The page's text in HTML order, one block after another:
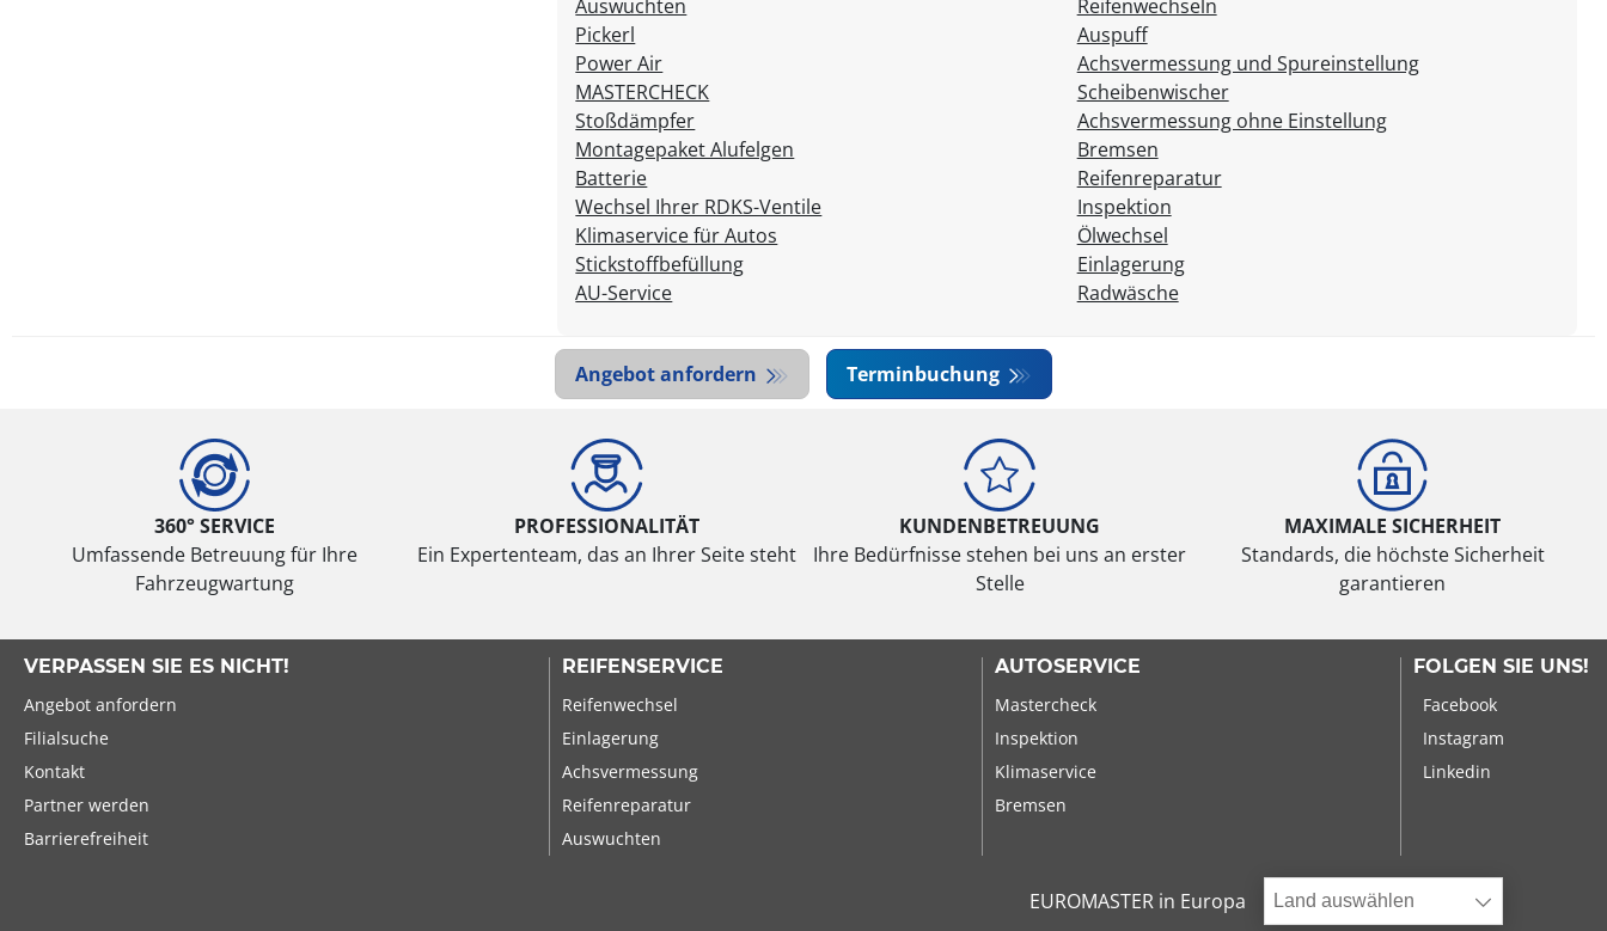
Auswuchten
Pickerl
Power Air
MASTERCHECK
Stoßdämpfer
Montagepaket Alufelgen
Batterie
Wechsel Ihrer RDKS-Ventile
Klimaservice für Autos
Stickstoffbefüllung
AU-Service
Reifenwechseln
Auspuff
Achsvermessung und Spureinstellung
Scheibenwischer
Achsvermessung ohne Einstellung
Bremsen
Reifenreparatur
Inspektion
Ölwechsel
Einlagerung
Radwäsche
Angebot anfordern Terminbuchung
360° SERVICE
Umfassende Betreuung für Ihre
Fahrzeugwartung
PROFESSIONALITÄT
Ein Expertenteam, das an Ihrer Seite steht
KUNDENBETREUUNG
Ihre Bedürfnisse stehen bei uns an erster
Stelle
MAXIMALE SICHERHEIT
Standards, die höchste Sicherheit
garantieren
VERPASSEN SIE ES NICHT!
Angebot anfordern
Filialsuche
Kontakt
Partner werden
Barrierefreiheit
REIFENSERVICE
Reifenwechsel
Einlagerung
Achsvermessung
Reifenreparatur
Auswuchten
AUTOSERVICE
Mastercheck
Inspektion
Klimaservice
Bremsen
FOLGEN SIE UNS!
Facebook
Instagram
Linkedin
EUROMASTER in Europa Land auswählen